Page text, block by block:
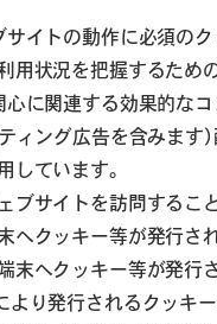
サイトの動作に必須の
用状況を把握するため
心に関連する効果的な
ィング広告を含みます
しています。
ブサイトを訪問するこ
へクッキー等が発行さ
末へクッキー等が発行
より発行されるクッキ